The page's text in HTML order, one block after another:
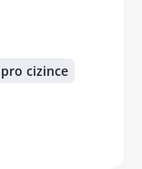
cizince